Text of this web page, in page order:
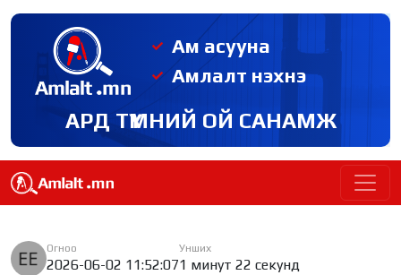
Ам асууна
Амлалт нэхнэ
АРД ТҮМНИЙ ОЙ САНАМЖ
Огноо
2026-06-02 11:52:07
Унших
1 минут 22 секунд